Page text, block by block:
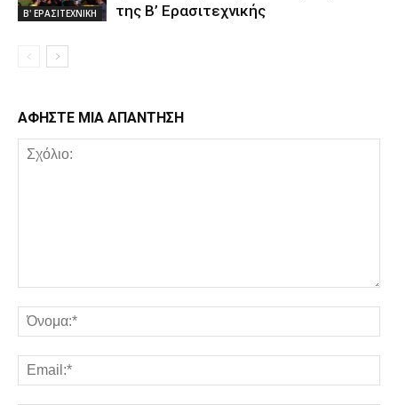
Β' ΕΡΑΣΙΤΕΧΝΙΚΗ
της Β’ Ερασιτεχνικής
ΑΦΗΣΤΕ ΜΙΑ ΑΠΑΝΤΗΣΗ